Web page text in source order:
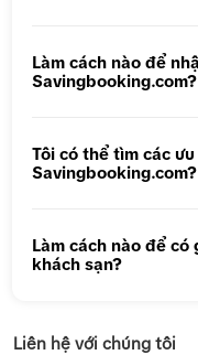
Tour 1
Làm cách nào để
Savingbooking.com?
Tôi có thể tìm các
Savingbooking.com?
Làm cách nào để
khách sạn?
Liên hệ với chúng tôi